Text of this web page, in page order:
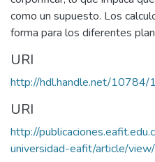
como un supuesto. Los
forma para los diferentes
URI
http://hdl.handle.net/10784/
URI
http://
universidad-eafit/article/